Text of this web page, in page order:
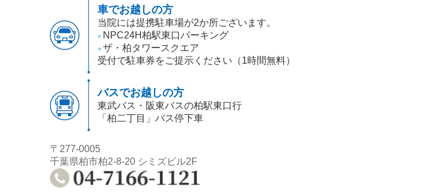
車でお越しの方
当院には提携駐車場が2か所ございます。
● NPC24H柏駅東口パーキング
● ザ・柏タワースクエア
受付で駐車券をご提示ください（1時間無料）
バスでお越しの方
東武バス・阪東バスの柏駅東口行
「柏二丁目」バス停下車
〒277-0005
千葉県柏市柏2-8-20 シミズビル2F